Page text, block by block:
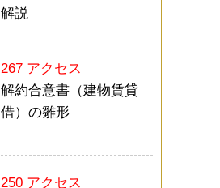
解説
267 アクセス
解約合意書（建物賃貸
借）の雛形
250 アクセス